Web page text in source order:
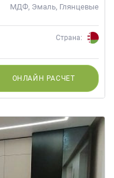
МДФ, Эмаль, Глянцевые
Страна:
ОНЛАЙН РАСЧЕТ